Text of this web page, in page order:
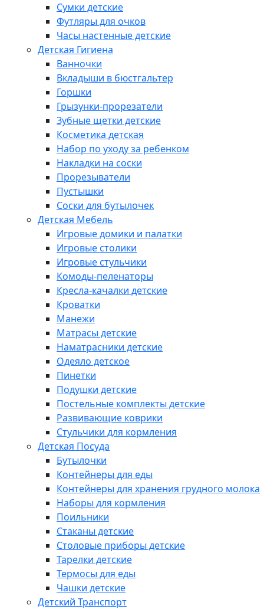
Сумки детские
Футляры для очков
Часы настенные детские
Детская Гигиена
Ванночки
Вкладыши в бюстгальтер
Горшки
Грызунки-прорезатели
Зубные щетки детские
Косметика детская
Набор по уходу за ребенком
Накладки на соски
Прорезыватели
Пустышки
Соски для бутылочек
Детская Мебель
Игровые домики и палатки
Игровые столики
Игровые стульчики
Комоды-пеленаторы
Кресла-качалки детские
Кроватки
Манежи
Матрасы детские
Наматрасники детские
Одеяло детское
Пинетки
Подушки детские
Постельные комплекты детские
Развивающие коврики
Стульчики для кормления
Детская Посуда
Бутылочки
Контейнеры для еды
Контейнеры для хранения грудного молока
Наборы для кормления
Поильники
Стаканы детские
Столовые приборы детские
Тарелки детские
Термосы для еды
Чашки детские
Детский Транспорт